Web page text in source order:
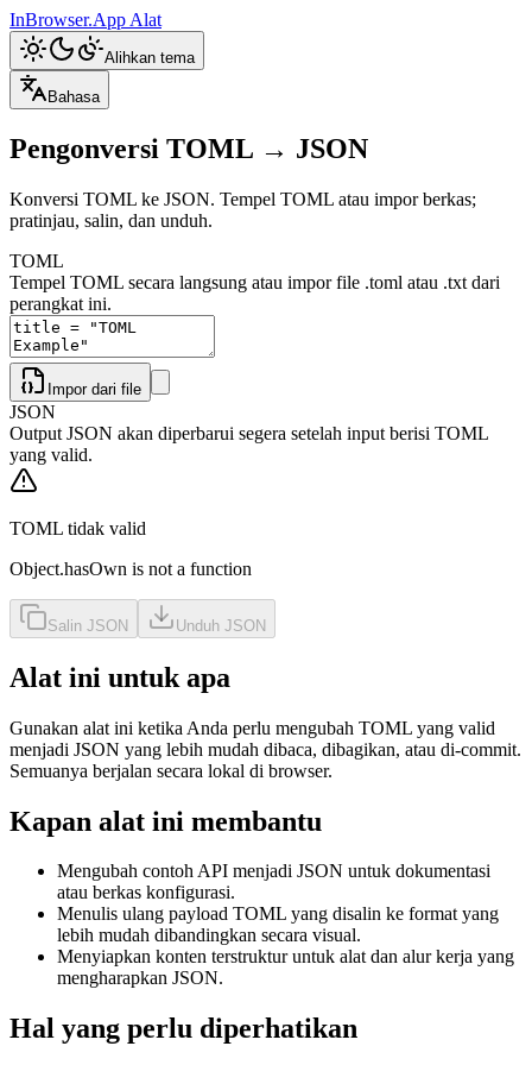
InBrowser.App Alat
Alihkan tema
Bahasa
Pengonversi TOML → JSON
Konversi TOML ke JSON. Tempel TOML atau impor berkas;
pratinjau, salin, dan unduh.
TOML
Tempel TOML secara langsung atau impor file .toml atau .txt dari
perangkat ini.
Impor dari file
JSON
Output JSON akan diperbarui segera setelah input berisi TOML
yang valid.
TOML tidak valid
Object.hasOwn is not a function
Salin JSON Unduh JSON
Alat ini untuk apa
Gunakan alat ini ketika Anda perlu mengubah TOML yang valid
menjadi JSON yang lebih mudah dibaca, dibagikan, atau di-commit.
Semuanya berjalan secara lokal di browser.
Kapan alat ini membantu
Mengubah contoh API menjadi JSON untuk dokumentasi
atau berkas konfigurasi.
Menulis ulang payload TOML yang disalin ke format yang
lebih mudah dibandingkan secara visual.
Menyiapkan konten terstruktur untuk alat dan alur kerja yang
mengharapkan JSON.
Hal yang perlu diperhatikan